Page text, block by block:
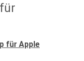
für Apple